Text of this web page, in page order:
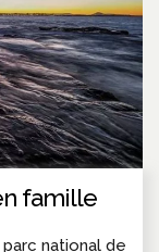
famille
national de